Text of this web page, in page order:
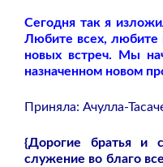
Сегодня так я
Любите всех,
новых встреч. Мы
назначенном новом
Приняла: Ачулла-
{Дорогие братья и
служение во благо